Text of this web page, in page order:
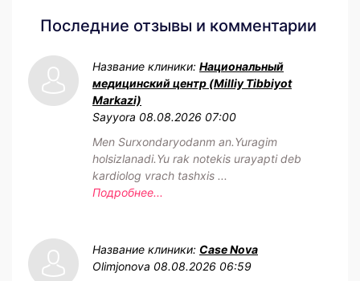
Последние отзывы и комментарии
Название клиники: Национальный
медицинский центр (Milliy Tibbiyot
Markazi)
Sayyora 08.08.2026 07:00
Men Surxondaryodanm an.Yuragim
holsizlanadi.Yu rak notekis urayapti deb
kardiolog vrach tashxis ...
Подробнее...
Название клиники: Case Nova
Olimjonova 08.08.2026 06:59